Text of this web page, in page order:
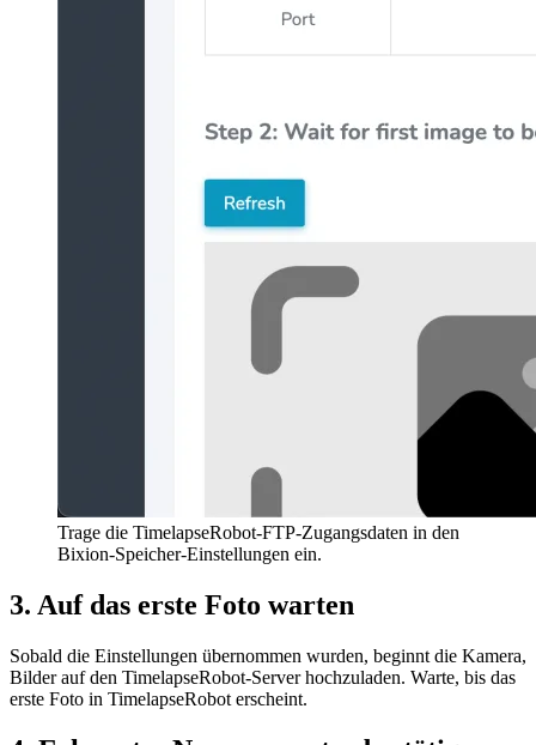
Trage die TimelapseRobot-FTP-Zugangsdaten in den
Bixion-Speicher-Einstellungen ein.
3. Auf das erste Foto warten
Sobald die Einstellungen übernommen wurden, beginnt die Kamera,
Bilder auf den TimelapseRobot-Server hochzuladen. Warte, bis das
erste Foto in TimelapseRobot erscheint.